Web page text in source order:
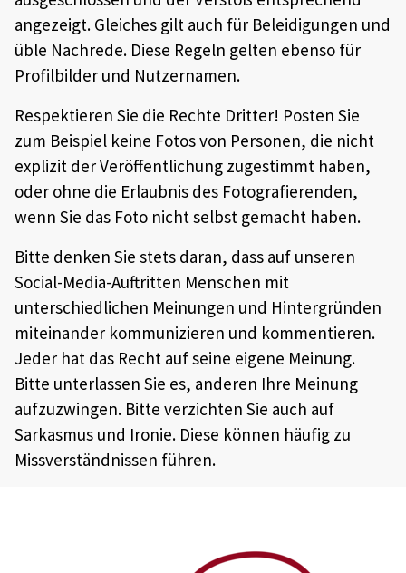
angezeigt. Gleiches gilt auch für Beleidigungen und
üble Nachrede. Diese Regeln gelten ebenso für
Profilbilder und Nutzernamen.
Respektieren Sie die Rechte Dritter! Posten Sie
zum Beispiel keine Fotos von Personen, die nicht
explizit der Veröffentlichung zugestimmt haben,
oder ohne die Erlaubnis des Fotografierenden,
wenn Sie das Foto nicht selbst gemacht haben.
Bitte denken Sie stets daran, dass auf unseren
Social-Media-Auftritten Menschen mit
unterschiedlichen Meinungen und Hintergründen
miteinander kommunizieren und kommentieren.
Jeder hat das Recht auf seine eigene Meinung.
Bitte unterlassen Sie es, anderen Ihre Meinung
aufzuzwingen. Bitte verzichten Sie auch auf
Sarkasmus und Ironie. Diese können häufig zu
Missverständnissen führen.